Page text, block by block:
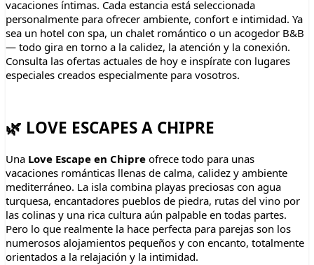
vacaciones íntimas. Cada estancia está seleccionada
personalmente para ofrecer ambiente, confort e intimidad. Ya
sea un hotel con spa, un chalet romántico o un acogedor B&B
— todo gira en torno a la calidez, la atención y la conexión.
Consulta las ofertas actuales de hoy e inspírate con lugares
especiales creados especialmente para vosotros.
🌿 LOVE ESCAPES A CHIPRE
Una Love Escape en Chipre ofrece todo para unas
vacaciones románticas llenas de calma, calidez y ambiente
mediterráneo. La isla combina playas preciosas con agua
turquesa, encantadores pueblos de piedra, rutas del vino por
las colinas y una rica cultura aún palpable en todas partes.
Pero lo que realmente la hace perfecta para parejas son los
numerosos alojamientos pequeños y con encanto, totalmente
orientados a la relajación y la intimidad.